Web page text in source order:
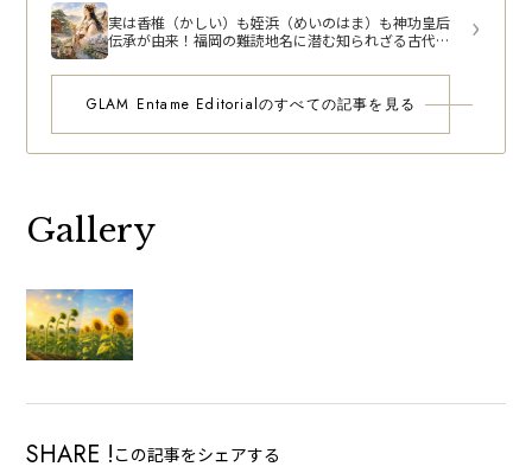
実は香椎（かしい）も姪浜（めいのはま）も神功皇后
伝承が由来！福岡の難読地名に潜む知られざる古代史
GLAM Entame Editorialのすべての記事を見る
Gallery
SHARE ! この記事をシェアする